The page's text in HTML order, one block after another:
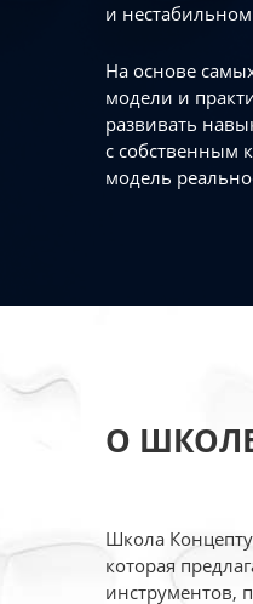
и
На основе
модели и
развивать
с собственным
модель
О
Школа
которая
инструментов,